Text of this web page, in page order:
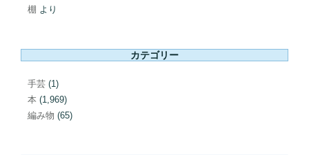
棚 より
カテゴリー
手芸 (1)
本 (1,969)
編み物 (65)